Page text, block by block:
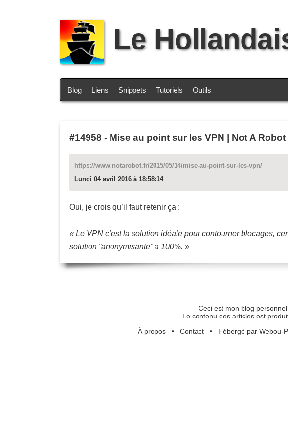
Le
Blog Liens Snippets Tutoriels Outils
#14958 - Mise au point sur les VPN | Not A Robot
https://www.notarobot.fr/2015/05/14/mise-au-point-sur-les-vpn/
Lundi 04 avril 2016 à 18:58:14
Oui, je crois qu’il faut retenir ça :
« Le VPN c’est la solution idéale pour contourner blocages,
solution “anonymisante” a 100%. »
Ceci est mon blog
Le contenu des articles est
À propos• Contact• Hébergé par Webou-